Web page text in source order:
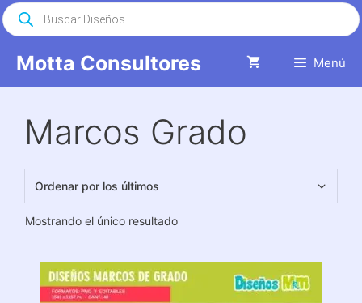
Saltar
al
Motta Consultores Menú
Búsqueda
de
productos
Marcos Grado
Mostrando el único resultado